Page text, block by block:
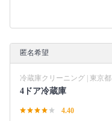
匿名希望
冷蔵庫クリーニング | 東京都
4ドア冷蔵庫
4.40